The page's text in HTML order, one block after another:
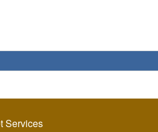
Services